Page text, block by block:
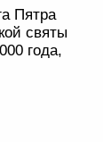
Пятра
святы
года,